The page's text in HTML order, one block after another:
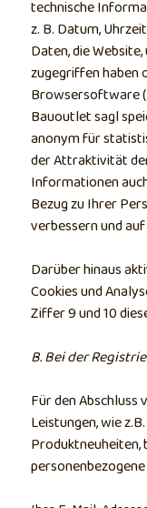
technische
z. B. Datum,
Daten, die
zugegriffen haben
Browsersoftware
Bauoutlet sagl
anonym für
der Attraktivität
Informationen
Bezug zu Ihrer
verbessern und
Darüber hinaus
Cookies und
Ziffer 9 und 10
B. Bei der
Für den
Leistungen, wie
Produktneuheiten,